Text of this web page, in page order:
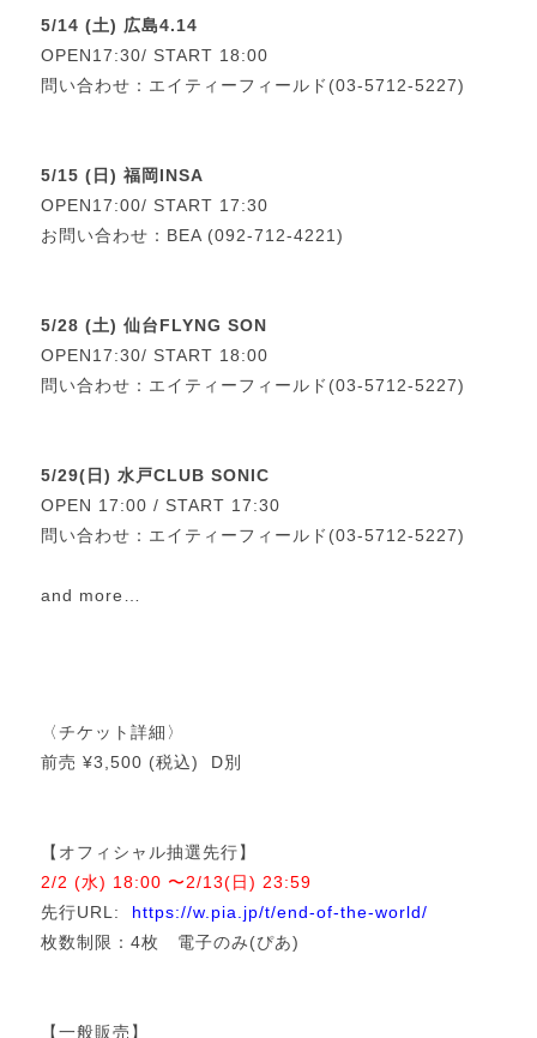
5/14 (土) 広島4.14
OPEN17:30/ START 18:00
問い合わせ：エイティーフィールド(03-5712-5227)
5/15 (日) 福岡INSA
OPEN17:00/ START 17:30
お問い合わせ：BEA (092-712-4221)
5/28 (土) 仙台FLYNG SON
OPEN17:30/ START 18:00
問い合わせ：エイティーフィールド(03-5712-5227)
5/29(日) 水戸CLUB SONIC
OPEN 17:00 / START 17:30
問い合わせ：エイティーフィールド(03-5712-5227)
and more…
〈チケット詳細〉
前売 ¥3,500 (税込) D別
【オフィシャル抽選先行】
2/2 (水) 18:00 〜2/13(日) 23:59
先行URL:
https://w.pia.jp/t/end-of-the-world/
枚数制限：4枚 電子のみ(ぴあ)
【一般販売】